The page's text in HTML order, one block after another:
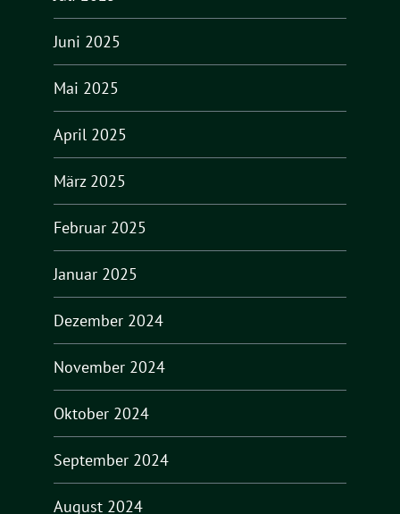
Juni 2025
Mai 2025
April 2025
März 2025
Februar 2025
Januar 2025
Dezember 2024
November 2024
Oktober 2024
September 2024
August 2024